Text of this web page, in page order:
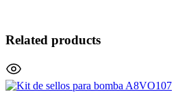
Related products